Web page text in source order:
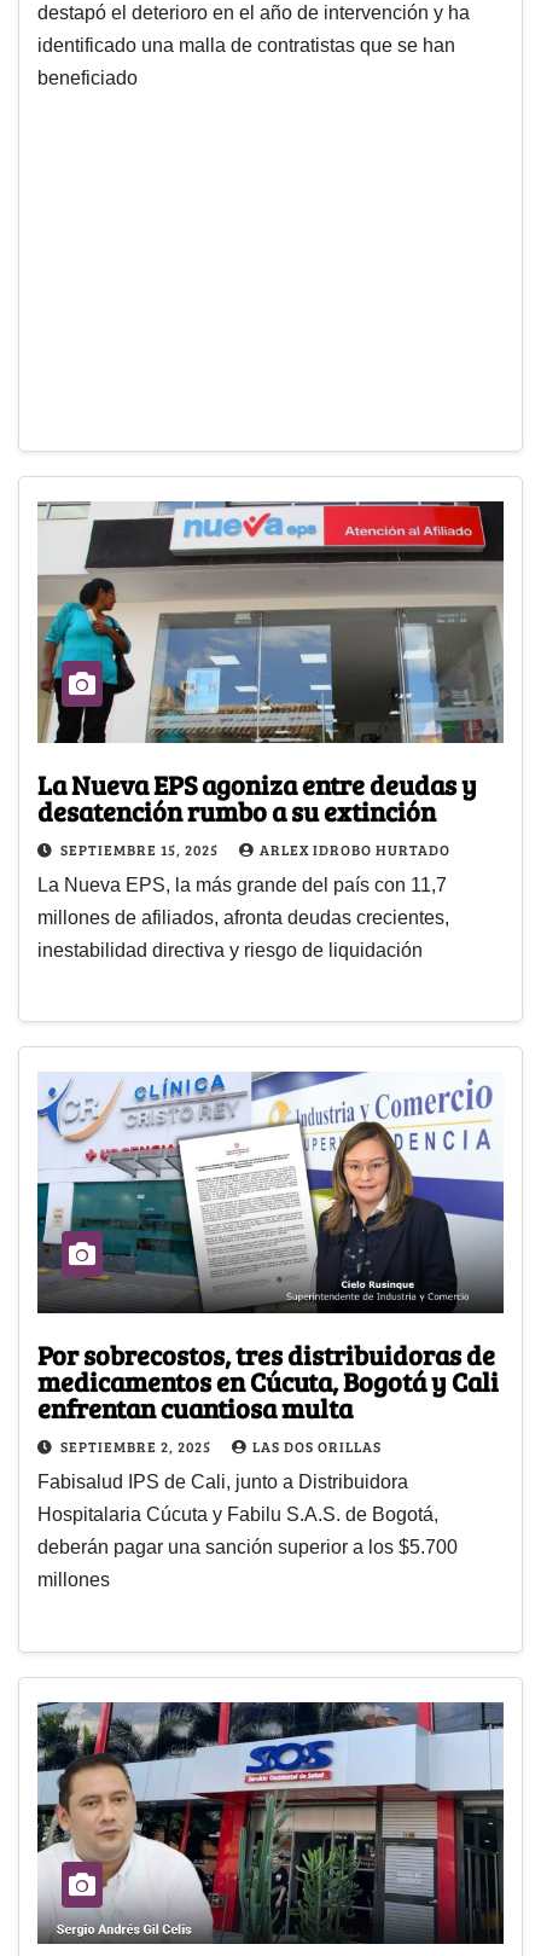
destapó el deterioro en el año de intervención y ha
identificado una malla de contratistas que se han
beneficiado
La Nueva EPS agoniza entre deudas y
desatención rumbo a su extinción
SEPTIEMBRE 15, 2025 ARLEX IDROBO HURTADO
La Nueva EPS, la más grande del país con 11,7
millones de afiliados, afronta deudas crecientes,
inestabilidad directiva y riesgo de liquidación
Por sobrecostos, tres distribuidoras de
medicamentos en Cúcuta, Bogotá y Cali
enfrentan cuantiosa multa
SEPTIEMBRE 2, 2025 LAS DOS ORILLAS
Fabisalud IPS de Cali, junto a Distribuidora
Hospitalaria Cúcuta y Fabilu S.A.S. de Bogotá,
deberán pagar una sanción superior a los $5.700
millones